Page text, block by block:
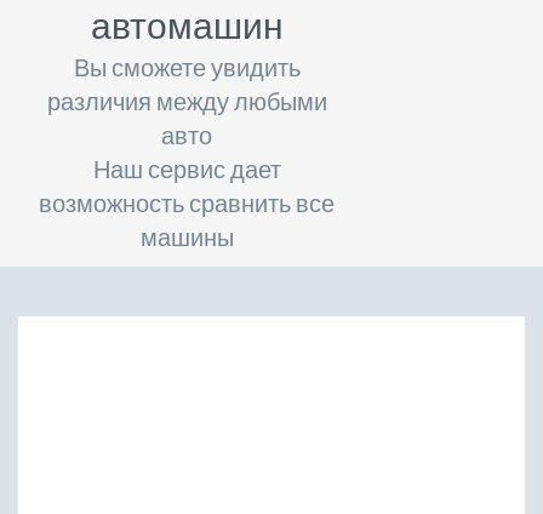
автомашин
Вы сможете увидить
различия между любыми
авто
Наш сервис дает
возможность сравнить все
машины